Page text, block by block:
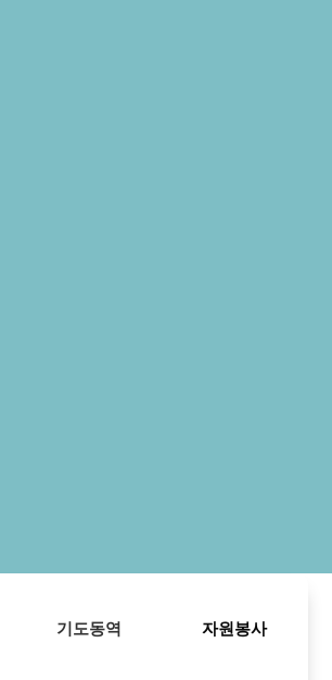
기도동역 자원봉사